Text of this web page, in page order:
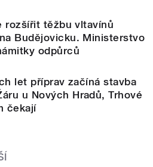
rozšířit těžbu vltavínů
Budějovicku. Ministerstvo
odpůrců
let příprav začíná stavba
u Nových Hradů, Trhové
čekají